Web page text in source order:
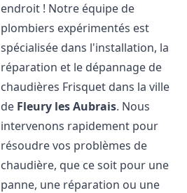
endroit ! Notre équipe de
plombiers expérimentés est
spécialisée dans l'installation, la
réparation et le dépannage de
chaudières Frisquet dans la ville
de Fleury les Aubrais. Nous
intervenons rapidement pour
résoudre vos problèmes de
chaudière, que ce soit pour une
panne, une réparation ou une